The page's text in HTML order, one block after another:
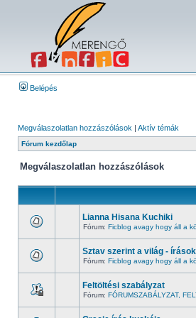
Belépés
Megválaszolatlan hozzászólások | Aktív témák
Fórum kezdőlap
Megválaszolatlan hozzászólások
Lianna Hisana Kuchiki
Fórum: Ficblog avagy hogy áll a
Sztav szerint a világ - írások
Fórum: Ficblog avagy hogy áll a
Feltöltési szabályzat
Fórum: FÓRUMSZABÁLYZAT,